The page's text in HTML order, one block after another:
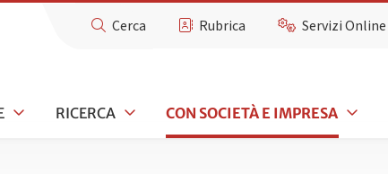
Cerca Rubrica Servizi Online
RICERCA CON SOCIETÀ E IMPRESA